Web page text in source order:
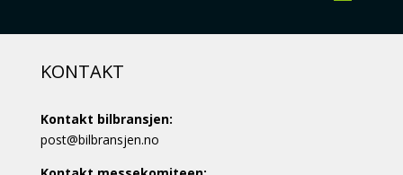
KONTAKT
Kontakt bilbransjen:
post@bilbransjen.no